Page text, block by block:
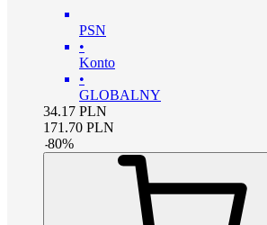
PSN
•
Konto
•
GLOBALNY
34.17 PLN
171.70 PLN
-80%